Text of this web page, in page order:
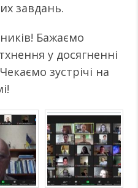
завдань.
Бажаємо
у досягненні
зустрічі на